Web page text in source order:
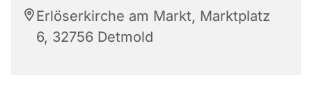
Erlöserkirche am Markt, Marktplatz
6, 32756 Detmold